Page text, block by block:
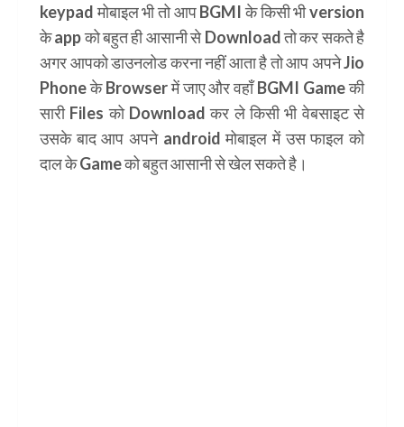
keypad मोबाइल भी तो आप BGMI के किसी भी version
के app को बहुत ही आसानी से Download तो कर सकते है
अगर आपको डाउनलोड करना नहीं आता है तो आप अपने Jio
Phone के Browser में जाए और वहाँ BGMI Game की
सारी Files को Download कर ले किसी भी वेबसाइट से
उसके बाद आप अपने android मोबाइल में उस फाइल को
दाल के Game को बहुत आसानी से खेल सकते है।